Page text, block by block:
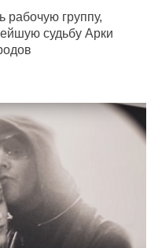
рабочую группу,
судьбу Арки